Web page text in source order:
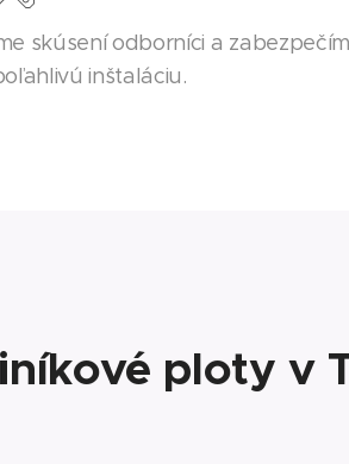
skúsení odborníci a
inštaláciu.
ploty v